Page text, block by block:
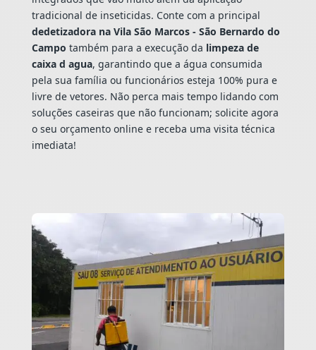
tradicional de inseticidas. Conte com a principal
dedetizadora na Vila São Marcos - São Bernardo do
Campo também para a execução da limpeza de
caixa d agua, garantindo que a água consumida
pela sua família ou funcionários esteja 100% pura e
livre de vetores. Não perca mais tempo lidando com
soluções caseiras que não funcionam; solicite agora
o seu orçamento online e receba uma visita técnica
imediata!